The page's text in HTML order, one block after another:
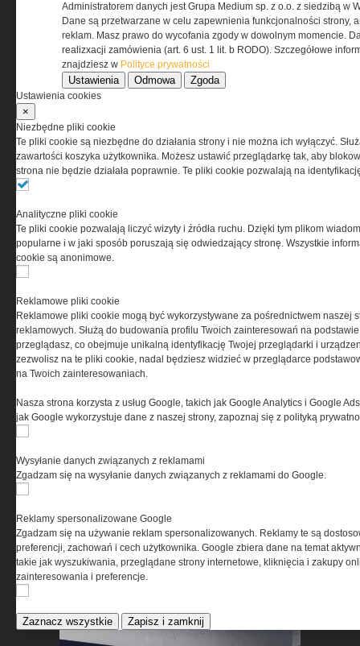
Technologia pola walki
dostępna dla Ciebie!
Przekonaj się »
Co zapewni maksymalną
skuteczność po zmroku »
trudnych warunkach?
MSBS GROT C14 A3 –
ewolucja doświadczeń. Jak
użytkownicy zmienili polski
karabinek
Administratorem danych jest Grupa Medium sp. z o.o. z siedzibą w
Dane są przetwarzane w celu zapewnienia funkcjonalności strony,
reklam. Masz prawo do wycofania zgody w dowolnym momencie.
realizxacji zamówienia (art. 6 ust. 1 lit. b RODO). Szczegółowe
znajdziesz w Polityce prywatności
Ustawienia Odmowa Zgoda
Ustawienia cookies
×
Niezbędne pliki cookie
Te pliki cookie są niezbędne do działania strony i nie można ich wyłączyć.
zawartości koszyka użytkownika. Możesz ustawić przeglądarkę tak, aby
strona nie będzie działała poprawnie. Te pliki cookie pozwalają na
Analityczne pliki cookie
Te pliki cookie pozwalają liczyć wizyty i źródła ruchu. Dzięki tym plikom
popularne i w jaki sposób poruszają się odwiedzający stronę. Wszystkie
cookie są anonimowe.
Reklamowe pliki cookie
Reklamowe pliki cookie mogą być wykorzystywane za pośrednictwem naszej
reklamowych. Służą do budowania profilu Twoich zainteresowań na
przeglądasz, co obejmuje unikalną identyfikację Twojej przeglądarki i
zezwolisz na te pliki cookie, nadal będziesz widzieć w przeglądarce
na Twoich zainteresowaniach.
Nasza strona korzysta z usług Google, takich jak Google Analytics i Google
jak Google wykorzystuje dane z naszej strony, zapoznaj się z polityką
Wysyłanie danych związanych z reklamami
Zgadzam się na wysyłanie danych związanych z reklamami do Google.
Reklamy spersonalizowane Google
Zgadzam się na używanie reklam spersonalizowanych. Reklamy te są
preferencji, zachowań i cech użytkownika. Google zbiera dane na temat
takie jak wyszukiwania, przeglądane strony internetowe, kliknięcia i zakupy
zainteresowania i preferencje.
Zaznacz wszystkie Zapisz i zamknij